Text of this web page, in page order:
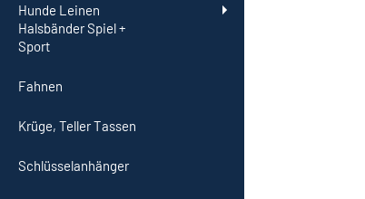
Hunde Leinen
Halsbänder Spiel +
Sport
Fahnen
Krüge, Teller Tassen
Schlüsselanhänger